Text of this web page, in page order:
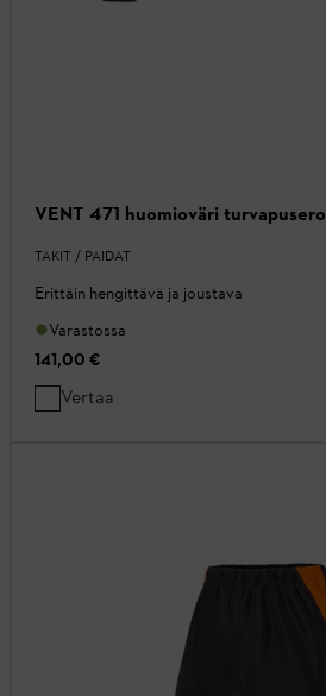
VENT 471 huomioväri turvapusero
TAKIT / PAIDAT
Erittäin hengittävä ja joustava
Varastossa
141,00 €
Vertaa